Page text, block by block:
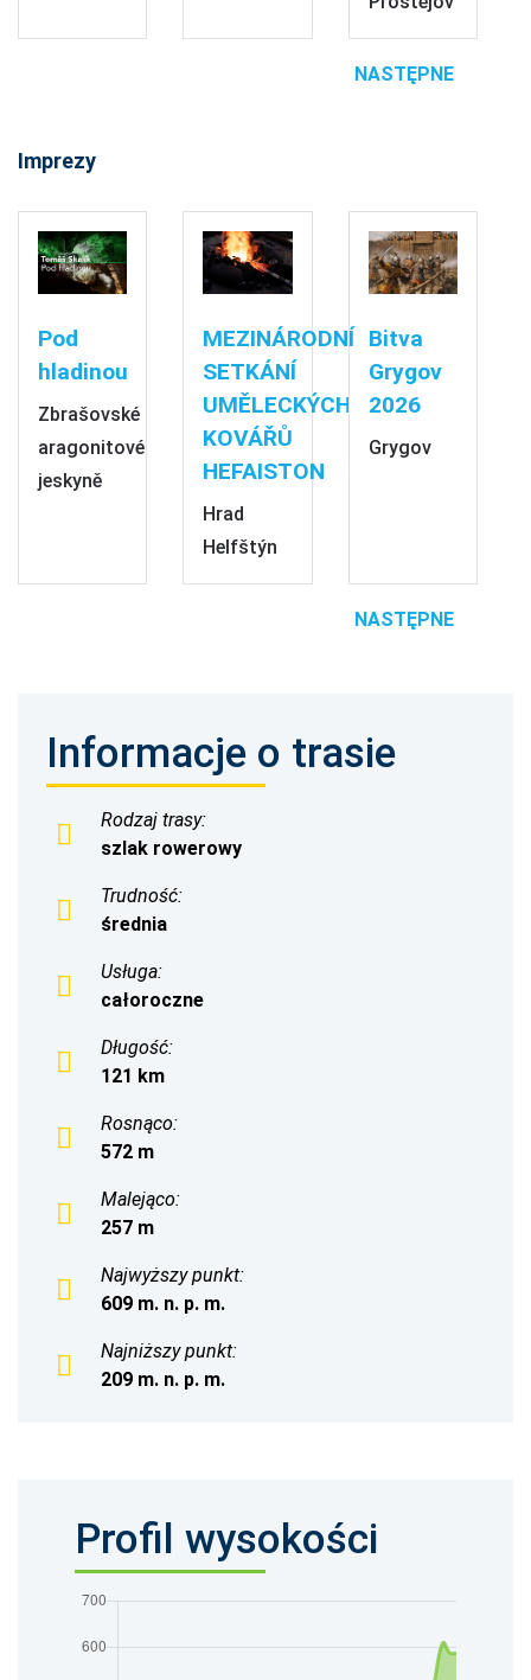
NASTĘPNE
Imprezy
Pod
hladinou
Zbrašovské
aragonitové
jeskyně
MEZINÁRODNÍ
SETKÁNÍ
UMĚLECKÝCH
KOVÁŘŮ
HEFAISTON
Hrad
Helfštýn
Bitva
Grygov
2026
Grygov
NASTĘPNE
Informacje o trasie
Rodzaj trasy:
szlak rowerowy
Trudność:
średnia
Usługa:
całoroczne
Długość:
121 km
Rosnąco:
572 m
Malejąco:
257 m
Najwyższy punkt:
609 m. n. p. m.
Najniższy punkt:
209 m. n. p. m.
Profil wysokości